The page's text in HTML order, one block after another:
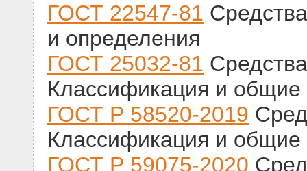
ГОСТ 22547-81
и определения
ГОСТ 25032-81
Классификация и общие
ГОСТ Р 58520-2019
Классификация и общие
ГОСТ Р 59075-2020